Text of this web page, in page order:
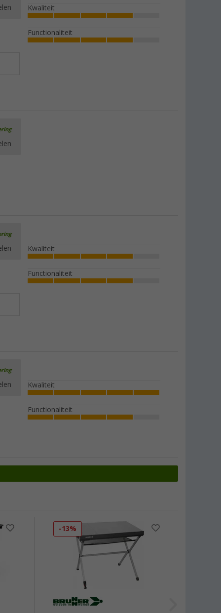
Kwaliteit
Functionaliteit
Kwaliteit
Functionaliteit
Kwaliteit
Functionaliteit
-13%